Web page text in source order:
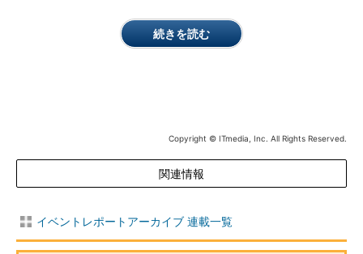
続きを読む
Copyright © ITmedia, Inc. All Rights Reserved.
関連情報
イベントレポートアーカイブ 連載一覧